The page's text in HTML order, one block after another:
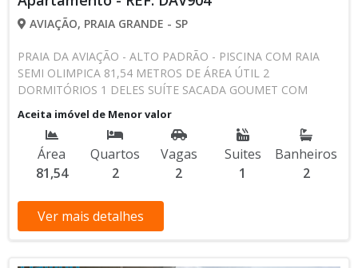
AVIAÇÃO, PRAIA GRANDE - SP
PRAIA DA AVIAÇÃO - ALTO PADRÃO - PISCINA COM RAIA
SEMI OLIMPICA 81,54 METROS DE ÁREA ÚTIL 2
DORMITÓRIOS 1 DELES SUÍTE SACADA GOUMET COM
CHURRASQUEIRA COZINHA GRANDE ESTILO AMERICANA
ÁREA DE SERVIÇO, COM ESPAÇO TÉCNICO PARA MÁQUINAS
DE AR E AQUECEDOR. 2 BANHEIRO SOCIAL E DA SUÍTE 2
VAGAS DE GARAGEM. PLANO DE PAGAMENTO CAMPEÃO. r$
275.000,00 ENTRADA + 10 MENSAIS DE R$ 22.500,00 +
COM INFRA ESTRUTURA E LAZER COMPLETO; Tubulação
para medição individual de água Tubulação para Ar
Aceita imóvel de Menor valor
Área
81,54
Quartos
2
Vagas
2
Suites
1
Banheiros
2
Ver mais detalhes